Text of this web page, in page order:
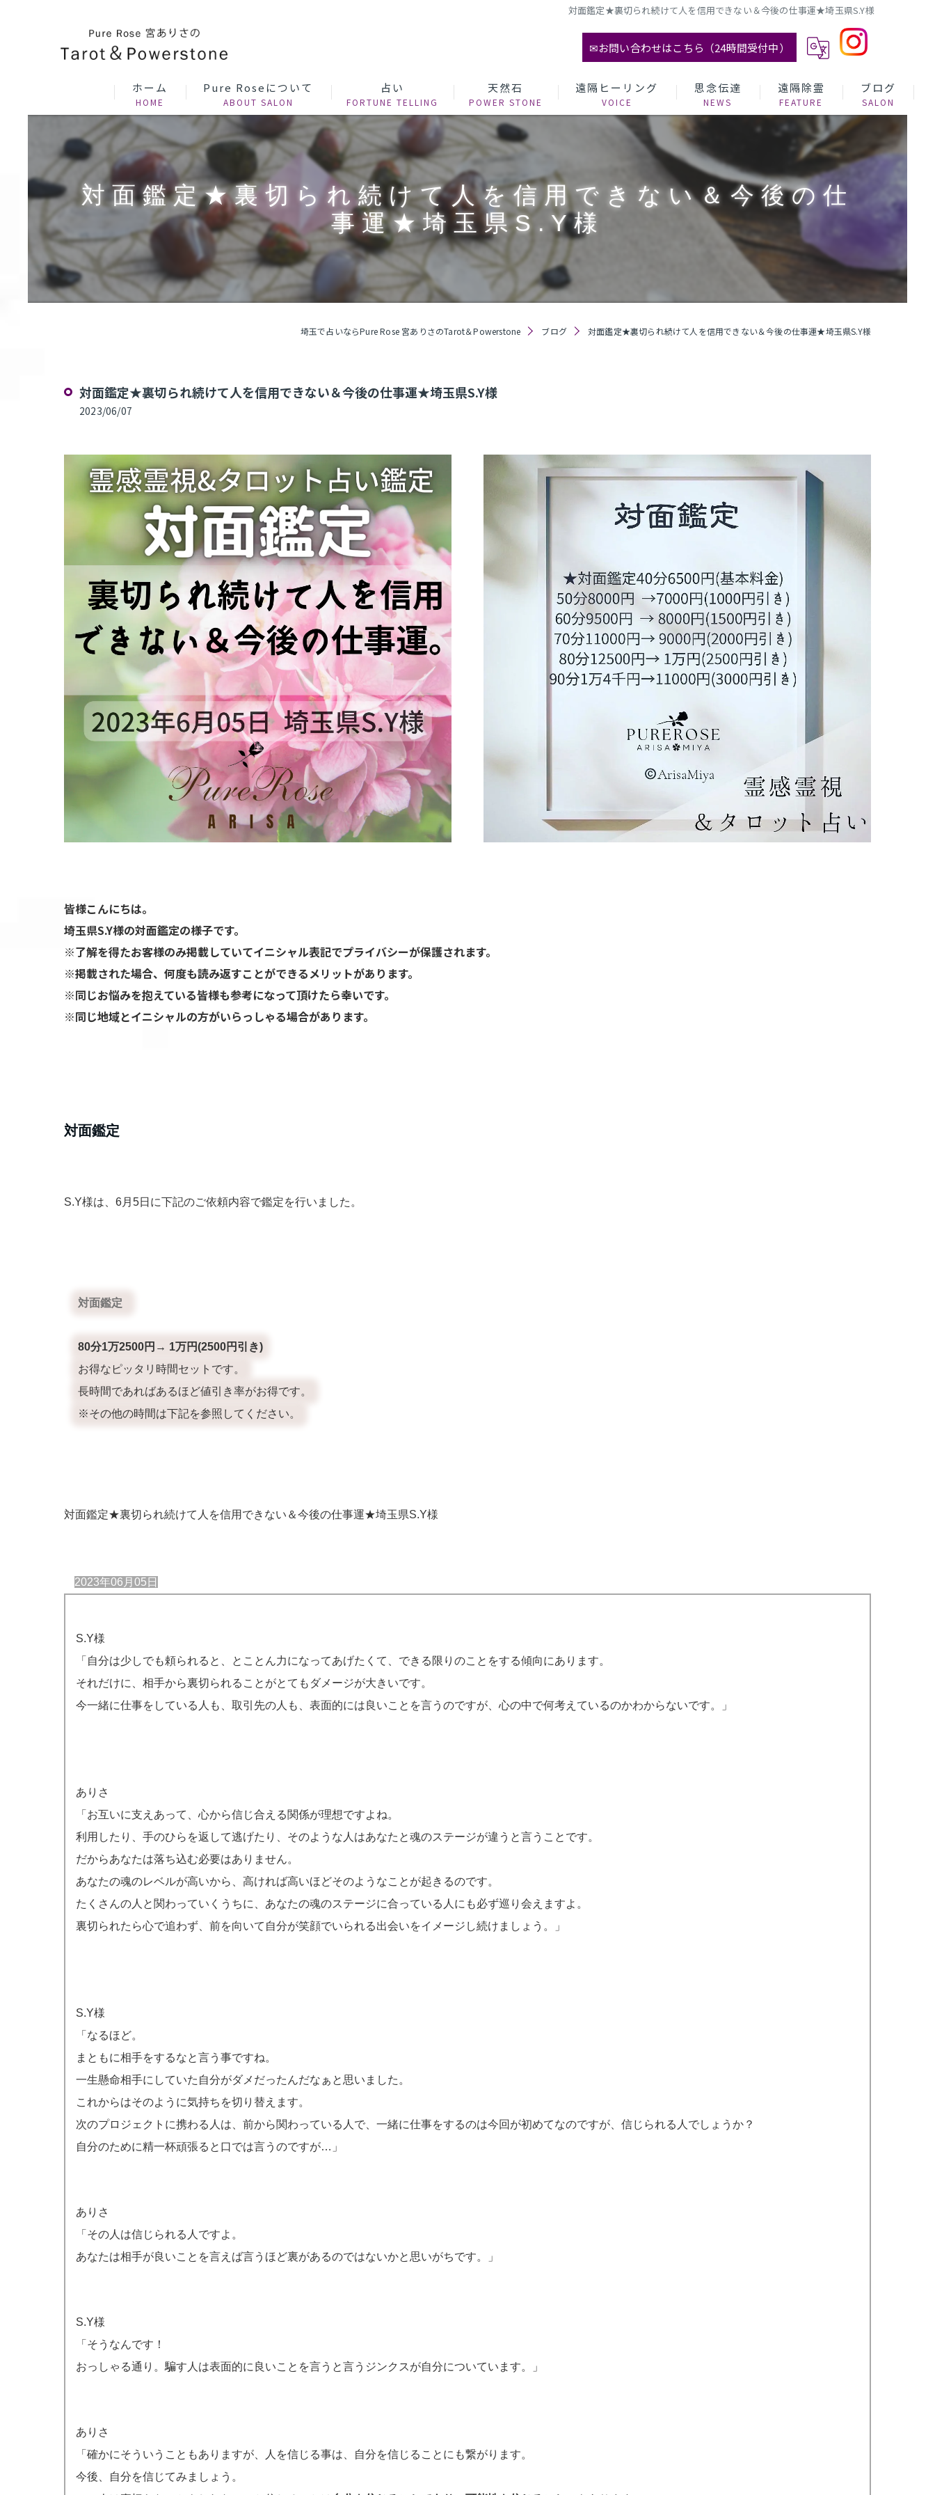
対面鑑定★裏切られ続けて人を信用できない＆今後の仕事運★埼玉県S.Y様
✉お問い合わせはこちら（24時間受付中）
ホーム Pure Roseについて 占い 天然石 遠隔ヒーリング 思念伝達 遠隔除霊 ブログ
対面鑑定★裏切られ続けて人を信用できない＆今後の仕
事運★埼玉県S.Y様
埼玉で占いならPure Rose 宮ありさのTarot＆Powerstone ブログ 対面鑑定★裏切られ続けて人を信用できない＆今後の仕事運★埼玉県S.Y様
対面鑑定★裏切られ続けて人を信用できない＆今後の仕事運★埼玉県S.Y様
2023/06/07
皆様こんにちは。
埼玉県S.Y様の対面鑑定の様子です。
※了解を得たお客様のみ掲載していてイニシャル表記でプライバシーが保護されます。
※掲載された場合、何度も読み返すことができるメリットがあります。
※同じお悩みを抱えている皆様も参考になって頂けたら幸いです。
※同じ地域とイニシャルの方がいらっしゃる場合があります。
​対面鑑定
S.Y様は、6月5日に下記のご依頼内容で鑑定を行いました。
対面鑑定
80分1万2500円→ 1万円(2500円引き)
お得なピッタリ時間セットです。
長時間であればあるほど値引き率がお得です。
※その他の時間は下記を参照してください。
対面鑑定★裏切られ続けて人を信用できない＆今後の仕事運★埼玉県S.Y様
2023年06月05日
S.Y様
「自分は少しでも頼られると、とことん力になってあげたくて、できる限りのことをする傾向にあります。
それだけに、相手から裏切られることがとてもダメージが大きいです。
今一緒に仕事をしている人も、取引先の人も、表面的には良いことを言うのですが、心の中で何考えているのかわからないです。」
ありさ
「お互いに支えあって、心から信じ合える関係が理想ですよね。
利用したり、手のひらを返して逃げたり、そのような人はあなたと魂のステージが違うと言うことです。
だからあなたは落ち込む必要はありません。
あなたの魂のレベルが高いから、高ければ高いほどそのようなことが起きるのです。
たくさんの人と関わっていくうちに、あなたの魂のステージに合っている人にも必ず巡り会えますよ。
裏切られたら心で追わず、前を向いて自分が笑顔でいられる出会いをイメージし続けましょう。」
S.Y様
「なるほど。
まともに相手をするなと言う事ですね。
一生懸命相手にしていた自分がダメだったんだなぁと思いました。
これからはそのように気持ちを切り替えます。
次のプロジェクトに携わる人は、前から関わっている人で、一緒に仕事をするのは今回が初めてなのですが、信じられる人でしょうか？
自分のために精一杯頑張ると口では言うのですが…」
ありさ
「その人は信じられる人ですよ。
あなたは相手が良いことを言えば言うほど裏があるのではないかと思いがちです。」
S.Y様
「そうなんです！
おっしゃる通り。騙す人は表面的に良いことを言うと言うジンクスが自分についています。」
ありさ
「確かにそういうこともありますが、人を信じる事は、自分を信じることにも繋がります。
今後、自分を信じてみましょう。